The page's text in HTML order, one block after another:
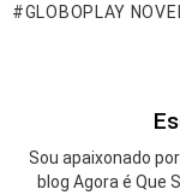
GLOBOPLAY
Sou apaixonado
blog Agora é Que